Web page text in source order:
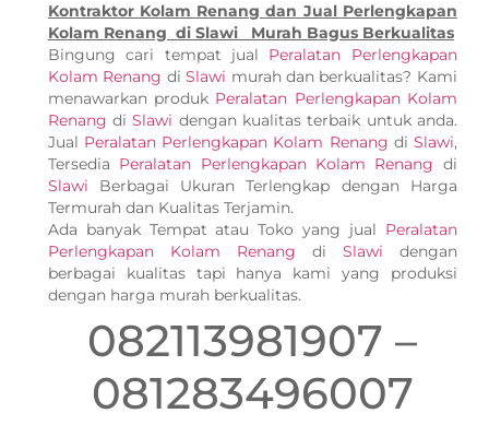
Kontraktor Kolam Renang dan Jual Perlengkapan
Kolam Renang di Slawi Murah Bagus Berkualitas
Bingung cari tempat jual Peralatan Perlengkapan
Kolam Renang diSlawi murah dan berkualitas? Kami
menawarkan produk Peralatan Perlengkapan Kolam
Renang di Slawi dengan kualitas terbaik untuk anda.
Jual Peralatan Perlengkapan Kolam Renang di Slawi,
Tersedia Peralatan Perlengkapan Kolam Renang di
Slawi Berbagai Ukuran Terlengkap dengan Harga
Termurah dan Kualitas Terjamin.
Ada banyak Tempat atau Toko yang jual Peralatan
Perlengkapan Kolam Renang di Slawi dengan
berbagai kualitas tapi hanya kami yang produksi
dengan harga murah berkualitas.
082113981907 –
081283496007